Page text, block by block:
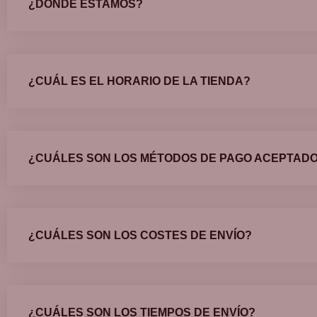
¿DÓNDE ESTAMOS?
¿CUÁL ES EL HORARIO DE LA TIENDA?
¿CUÁLES SON LOS MÉTODOS DE PAGO
¿CUÁLES SON LOS COSTES DE ENVÍO?
¿CUÁLES SON LOS TIEMPOS DE ENVÍO?